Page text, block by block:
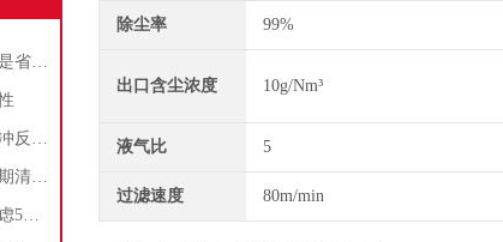
选对粉尘处理吸尘器，您真是省了很多事！
如何选择适合自己工厂的脉冲反吹工业集尘器
打磨抛光粉尘吸尘器进行定期清理的重要性
选择工业脉冲集尘机需要考虑5大因素,你都了解吗?
除尘率 99%
出口含尘浓度 10g/Nm³
液气比 5
过滤速度 80m/min